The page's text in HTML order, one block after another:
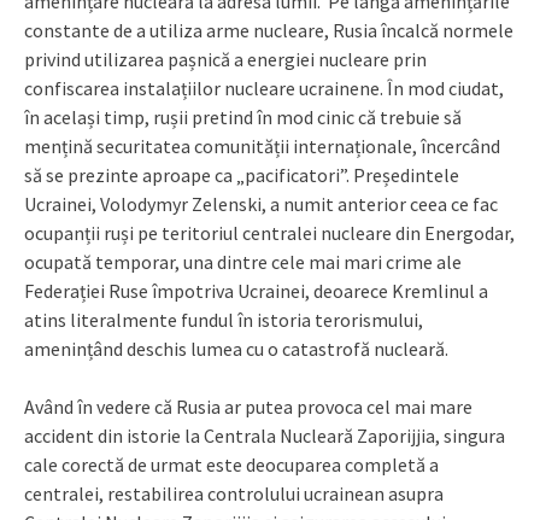
constante de a utiliza arme nucleare, Rusia încalcă normele
privind utilizarea pașnică a energiei nucleare prin
confiscarea instalațiilor nucleare ucrainene. În mod ciudat,
în același timp, rușii pretind în mod cinic că trebuie să
mențină securitatea comunității internaționale, încercând
să se prezinte aproape ca „pacificatori”. Președintele
Ucrainei, Volodymyr Zelenski, a numit anterior ceea ce fac
ocupanții ruși pe teritoriul centralei nucleare din Energodar,
ocupată temporar, una dintre cele mai mari crime ale
Federației Ruse împotriva Ucrainei, deoarece Kremlinul a
atins literalmente fundul în istoria terorismului,
amenințând deschis lumea cu o catastrofă nucleară.
Având în vedere că Rusia ar putea provoca cel mai mare
accident din istorie la Centrala Nucleară Zaporijjia, singura
cale corectă de urmat este deocuparea completă a
centralei, restabilirea controlului ucrainean asupra